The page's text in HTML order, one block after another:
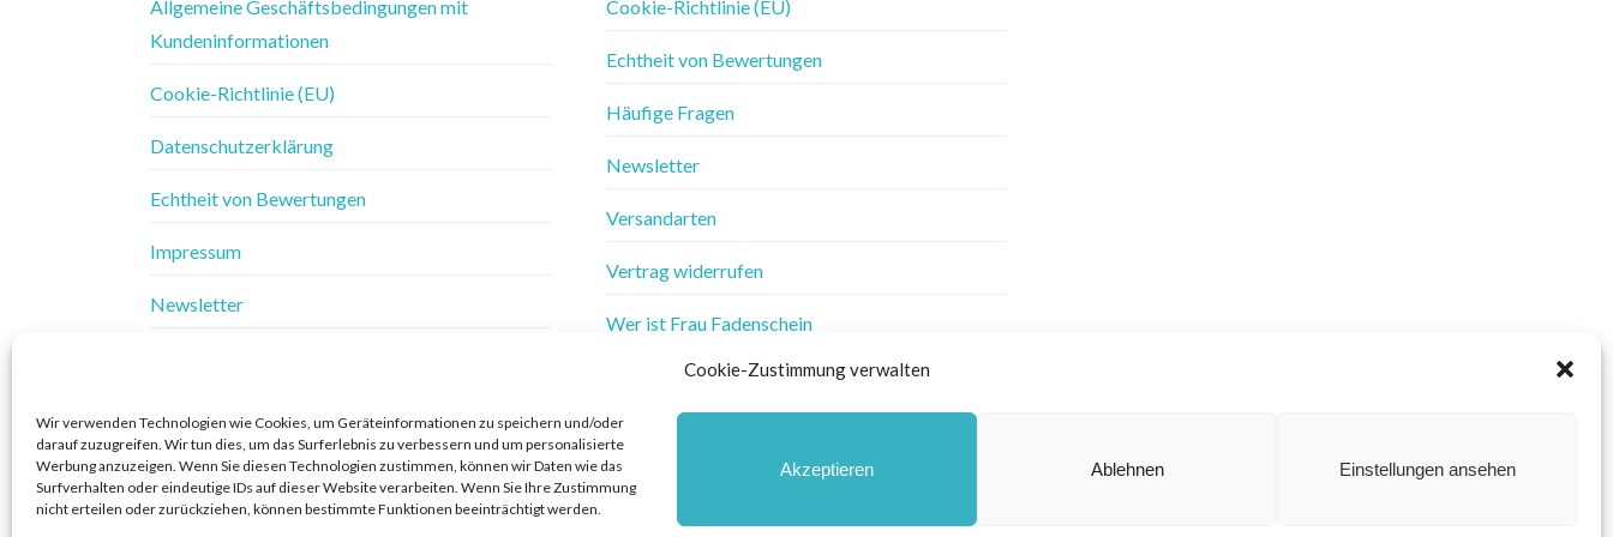
Cookie-Zustimmung verwalten
Wir verwenden Technologien wie Cookies, um Geräteinformationen zu speichern und/oder
darauf zuzugreifen. Wir tun dies, um das Surferlebnis zu verbessern und um personalisierte
Werbung anzuzeigen. Wenn Sie diesen Technologien zustimmen, können wir Daten wie das
Surfverhalten oder eindeutige IDs auf dieser Website verarbeiten. Wenn Sie Ihre Zustimmung
nicht erteilen oder zurückziehen, können bestimmte Funktionen beeinträchtigt werden.
Akzeptieren Ablehnen Einstellungen ansehen
Allgemeine Geschäftsbedingungen mit
Kundeninformationen
Cookie-Richtlinie (EU)
Datenschutzerklärung
Echtheit von Bewertungen
Impressum
Newsletter
Widerrufsbelehrung & Widerrufsformular
Cookie-Richtlinie (EU)
Echtheit von Bewertungen
Häufige Fragen
Newsletter
Versandarten
Vertrag widerrufen
Wer ist Frau Fadenschein
Widerrufsbelehrung
Zahlungsarten